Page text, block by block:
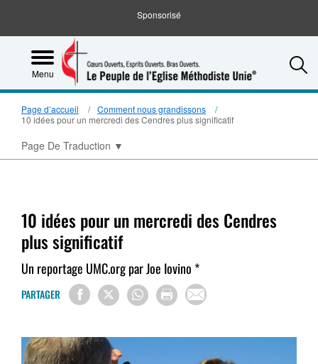
Sponsorisé
Menu
Page d’accueil
Comment nous grandissons
10 idées pour un mercredi des Cendres plus significatif
Page De Traduction ▼
10 idées pour un mercredi des Cendres
plus significatif
Un reportage UMC.org par Joe Iovino *
PARTAGER